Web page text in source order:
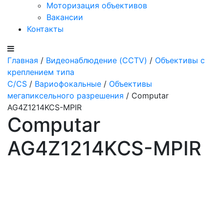
Моторизация объективов
Вакансии
Контакты
Главная / Видеонаблюдение (CCTV) / Объективы с
креплением типа
C/CS / Вариофокальные / Объективы
мегапиксельного разрешения / Computar
AG4Z1214KCS-MPIR
Computar
AG4Z1214KCS-MPIR